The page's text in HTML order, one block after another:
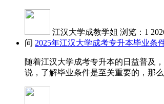
江汉大学成教学姐 浏览：1
问 2025年江汉大学成考专升本毕业条
随着江汉大学成考专升本的日益普及
说，了解毕业条件是至关重要的，那